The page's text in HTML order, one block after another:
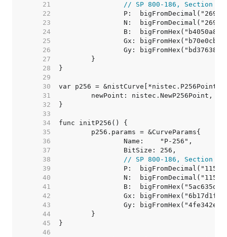
    21
// SP 800-186, Section
    22
    23
    24
    25
    26
    27
    28
    29
    30
    31
    32
    33
    34
    35
    36
    37
    38
// SP 800-186, Section
    39
    40
    41
    42
    43
    44
    45
    46